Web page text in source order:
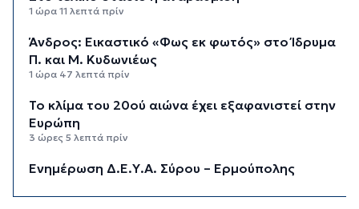
1 ώρα 11 λεπτά πρίν
Άνδρος: Εικαστικό «Φως εκ φωτός» στο Ίδρυμα
Π. και Μ. Κυδωνιέως
1 ώρα 47 λεπτά πρίν
Το κλίμα του 20ού αιώνα έχει εξαφανιστεί στην
Ευρώπη
3 ώρες 5 λεπτά πρίν
Ενημέρωση Δ.Ε.Υ.Α. Σύρου – Ερμούπολης